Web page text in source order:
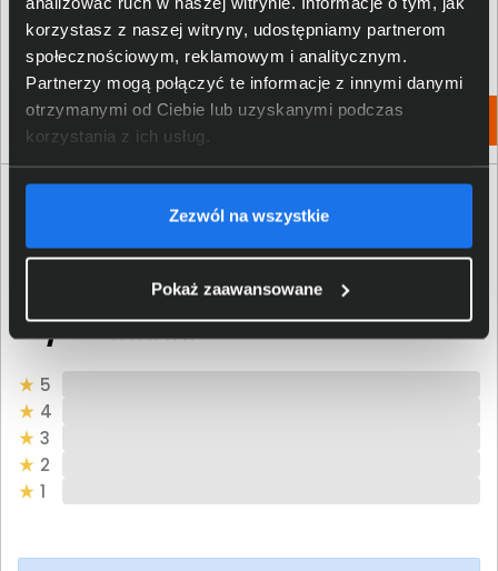
korzystasz z naszej witryny, udostępniamy partnerom
społecznościowym, reklamowym i analitycznym.
Partnerzy mogą połączyć te informacje z innymi danymi
otrzymanymi od Ciebie lub uzyskanymi podczas
korzystania z ich usług.
Zezwól na wszystkie
Pokaż zaawansowane
1 063,00 zł
netto: 864,23 zł
Włóż do torby
421,00 zł
netto: 342,28 zł
Włóż do torby
Opinie o produkcie
Oceń produkt
0/5
5
4
3
2
1